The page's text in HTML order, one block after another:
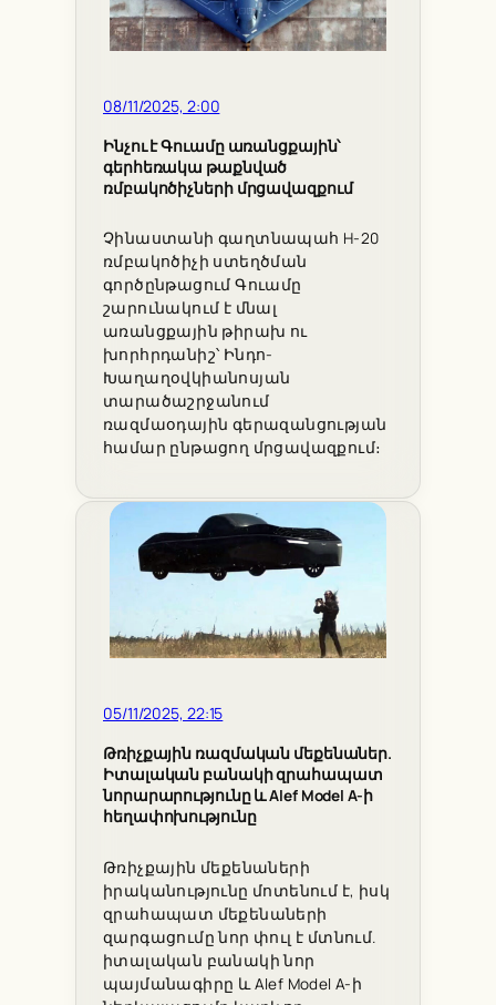
08/11/2025, 2:00
Ինչու է Գուամը առանցքային՝
գերհեռակա թաքնված
ռմբակոծիչների մրցավազքում
Չինաստանի գաղտնապահ H-20
ռմբակոծիչի ստեղծման
գործընթացում Գուամը
շարունակում է մնալ
առանցքային թիրախ ու
խորհրդանիշ՝ Ինդո-
Խաղաղօվկիանոսյան
տարածաշրջանում
ռազմաօդային գերազանցության
համար ընթացող մրցավազքում։
05/11/2025, 22:15
Թռիչքային ռազմական մեքենաներ.
Իտալական բանակի զրահապատ
նորարարությունը և Alef Model A-ի
հեղափոխությունը
Թռիչքային մեքենաների
իրականությունը մոտենում է, իսկ
զրահապատ մեքենաների
զարգացումը նոր փուլ է մտնում.
իտալական բանակի նոր
պայմանագիրը և Alef Model A-ի